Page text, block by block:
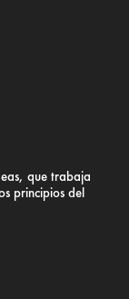
que trabaja
principios del